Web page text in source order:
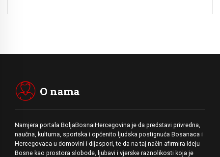
O nama
Namjera portala BoljaBosnaiHercegovina je da predstavi privredna,
naučna, kulturna, sportska i općenito ljudska postignuća Bosanaca i
Hercegovaca u domovini i dijaspori, te da na taj način afirmira Ideju
Bosne kao prostora slobode, ljubavi i vjerske raznolikosti koja je